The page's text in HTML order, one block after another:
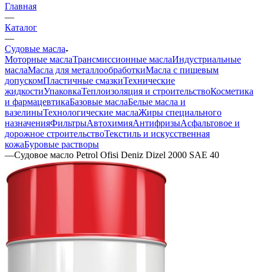
Главная
—
Каталог
—
Судовые масла
Моторные маслаТрансмиссионные маслаИндустриальные
маслаМасла для металлообработкиМасла с пищевым
допускомПластичные смазкиТехнические
жидкостиУпаковкаТеплоизоляция и строительствоКосметика
и фармацевтикаБазовые маслаБелые масла и
вазелиныТехнологические маслаЖиры специального
назначенияФильтрыАвтохимияАнтифризыАсфальтовое и
дорожное строительствоТекстиль и искусственная
кожаБуровые растворы
—Судовое масло Petrol Ofisi Deniz Dizel 2000 SAE 40